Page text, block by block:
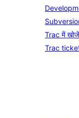
Trac में खोजें
Trac